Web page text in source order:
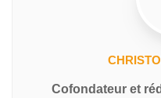
Cofondateur et